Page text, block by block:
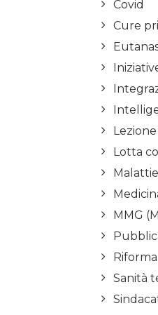
Covid
Cure
Lotta
MMG
Riforma
Sanità